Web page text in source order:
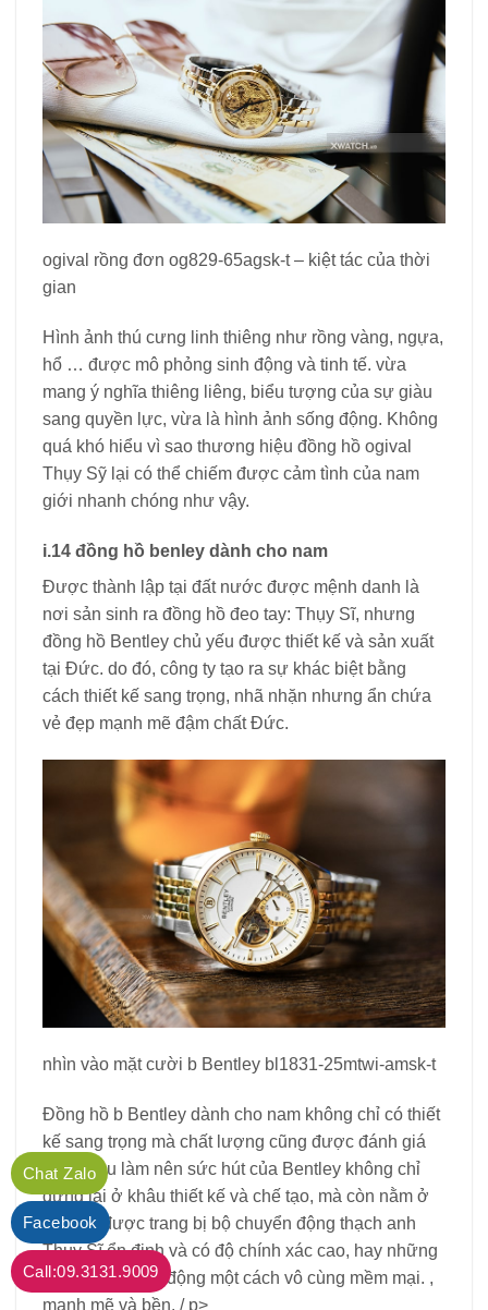
ogival rồng đơn og829-65agsk-t – kiệt tác của thời
gian
Hình ảnh thú cưng linh thiêng như rồng vàng, ngựa,
hổ … được mô phỏng sinh động và tinh tế. vừa
mang ý nghĩa thiêng liêng, biểu tượng của sự giàu
sang quyền lực, vừa là hình ảnh sống động. Không
quá khó hiểu vì sao thương hiệu đồng hồ ogival
Thụy Sỹ lại có thể chiếm được cảm tình của nam
giới nhanh chóng như vậy.
i.14 đồng hồ benley dành cho nam
Được thành lập tại đất nước được mệnh danh là
nơi sản sinh ra đồng hồ đeo tay: Thụy Sĩ, nhưng
đồng hồ Bentley chủ yếu được thiết kế và sản xuất
tại Đức. do đó, công ty tạo ra sự khác biệt bằng
cách thiết kế sang trọng, nhã nhặn nhưng ẩn chứa
vẻ đẹp mạnh mẽ đậm chất Đức.
nhìn vào mặt cười b Bentley bl1831-25mtwi-amsk-t
Đồng hồ b Bentley dành cho nam không chỉ có thiết
kế sang trọng mà chất lượng cũng được đánh giá
cao. Điều làm nên sức hút của Bentley không chỉ
dừng lại ở khâu thiết kế và chế tạo, mà còn nằm ở
việc nó được trang bị bộ chuyển động thạch anh
Thụy Sĩ ổn định và có độ chính xác cao, hay những
bộ máy cơ hoạt động một cách vô cùng mềm mại. ,
mạnh mẽ và bền. / p>
Chat Zalo
Facebook
Call:09.3131.9009